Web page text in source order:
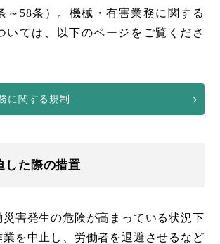
～58条）。機械・有害業務に関する
いては、以下のページをご覧くださ
に関する規制
た際の措置
害発生の危険が高まっている状況下
を中止し、労働者を退避させるなど